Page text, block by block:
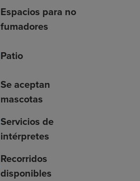
Espacios para no
fumadores
Patio
Se aceptan
mascotas
Servicios de
intérpretes
Recorridos
disponibles